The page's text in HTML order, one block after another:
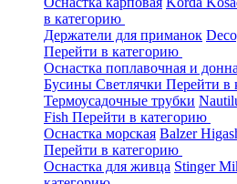
в категорию
Держатели для приманок
Перейти в категорию
Оснастка поплавочная и
Бусины Светлячки Перейти в
Термоусадочные трубки
Fish Перейти в категорию
Оснастка морская Balzer
Перейти в категорию
Оснастка для живца Stinger